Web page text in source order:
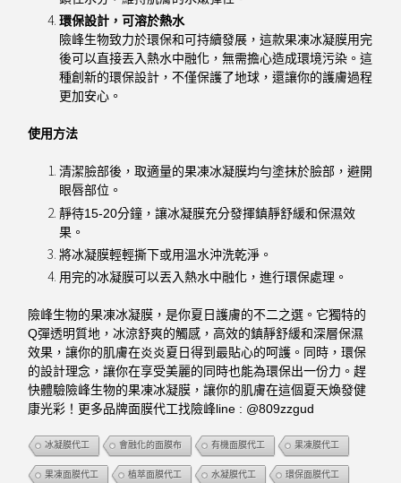
環保設計，可溶於熱水
險峰生物致力於環保和可持續發展，這款果凍冰凝膜用完
後可以直接丟入熱水中融化，無需擔心造成環境污染。這
種創新的環保設計，不僅保護了地球，還讓你的護膚過程
更加安心。
使用方法
清潔臉部後，取適量的果凍冰凝膜均勻塗抹於臉部，避開
眼唇部位。
靜待15-20分鐘，讓冰凝膜充分發揮鎮靜舒緩和保濕效
果。
將冰凝膜輕輕撕下或用溫水沖洗乾淨。
用完的冰凝膜可以丟入熱水中融化，進行環保處理。
險峰生物的果凍冰凝膜，是你夏日護膚的不二之選。它獨特的
Q彈透明質地，冰涼舒爽的觸感，高效的鎮靜舒緩和深層保濕
效果，讓你的肌膚在炎炎夏日得到最貼心的呵護。同時，環保
的設計理念，讓你在享受美麗的同時也能為環保出一份力。趕
快體驗險峰生物的果凍冰凝膜，讓你的肌膚在這個夏天煥發健
康光彩！更多品牌面膜代工找險峰line : @809zzgud
冰凝膜代工 會融化的面膜布 有機面膜代工 果凍膜代工
果凍面膜代工 植萃面膜代工 水凝膜代工 環保面膜代工